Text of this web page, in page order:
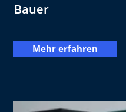
Bauer
Mehr erfahren